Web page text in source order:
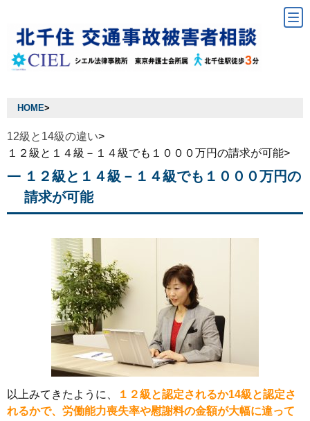
HOME>
12級と14級の違い>
１２級と１４級－１４級でも１０００万円の請求が可能>
１２級と１４級－１４級でも１０００万円の
請求が可能
以上みてきたように、
１２級と認定されるか14級と認定さ
れるかで、労働能力喪失率や慰謝料の金額が大幅に違って